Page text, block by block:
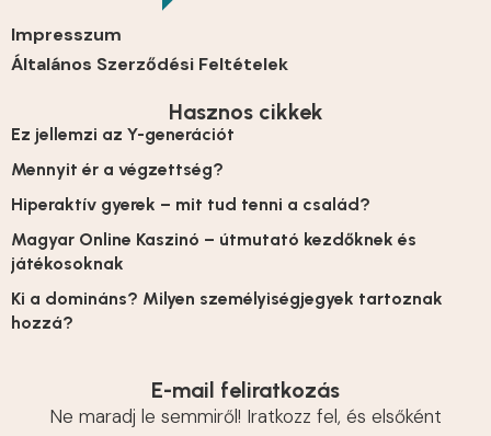
Impresszum
Általános Szerződési Feltételek
Hasznos cikkek
Ez jellemzi az Y-generációt
Mennyit ér a végzettség?
Hiperaktív gyerek – mit tud tenni a család?
Magyar Online Kaszinó – útmutató kezdőknek és
játékosoknak
Ki a domináns? Milyen személyiségjegyek tartoznak
hozzá?
E-mail feliratkozás
Ne maradj le semmiről! Iratkozz fel, és elsőként